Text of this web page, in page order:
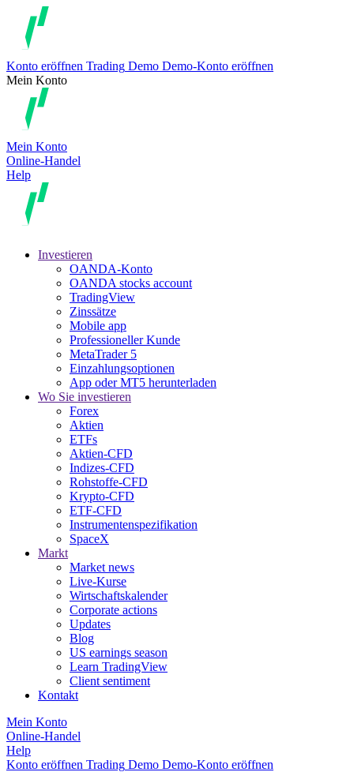
Konto eröffnen Trading Demo Demo-Konto eröffnen
Mein Konto
Mein Konto
Online-Handel
Help
Investieren
OANDA-Konto
OANDA stocks account
TradingView
Zinssätze
Mobile app
Professioneller Kunde
MetaTrader 5
Einzahlungsoptionen
App oder MT5 herunterladen
Wo Sie investieren
Forex
Aktien
ETFs
Aktien-CFD
Indizes-CFD
Rohstoffe-CFD
Krypto-CFD
ETF-CFD
Instrumentenspezifikation
SpaceX
Markt
Market news
Live-Kurse
Wirtschaftskalender
Corporate actions
Updates
Blog
US earnings season
Learn TradingView
Client sentiment
Kontakt
Mein Konto
Online-Handel
Help
Konto eröffnen Trading Demo Demo-Konto eröffnen